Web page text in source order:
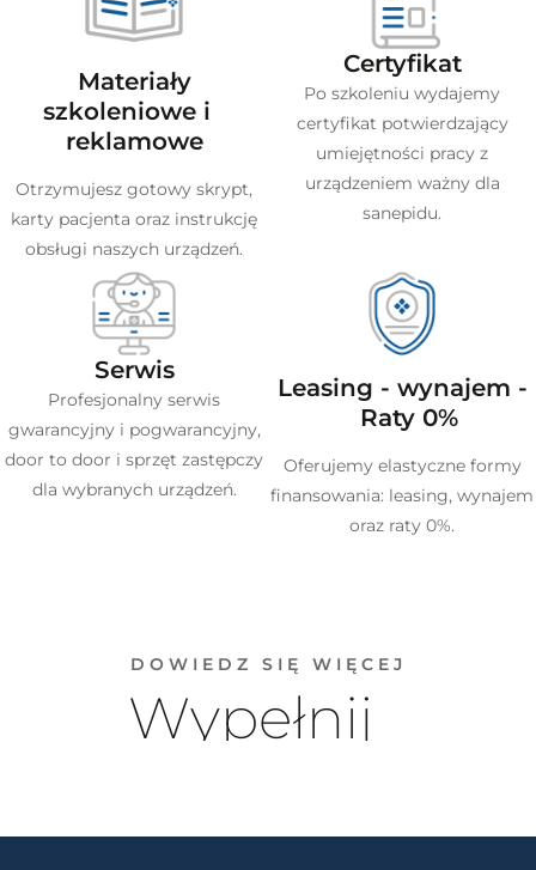
Materiały
szkoleniowe i
reklamowe
Otrzymujesz gotowy skrypt,
karty pacjenta oraz instrukcję
obsługi naszych urządzeń.
Certyfikat
Po szkoleniu wydajemy
certyfikat potwierdzający
umiejętności pracy z
urządzeniem ważny dla
sanepidu.
Serwis
Profesjonalny serwis
gwarancyjny i pogwarancyjny,
door to door i sprzęt zastępczy
dla wybranych urządzeń.
Leasing - wynajem -
Raty 0%
Oferujemy elastyczne formy
finansowania: leasing, wynajem
oraz raty 0%.
DOWIEDZ SIĘ WIĘCEJ
Wypełnij